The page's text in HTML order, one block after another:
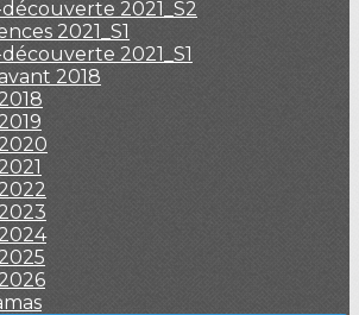
2021_S2
2021_S1
2021_S1
2018